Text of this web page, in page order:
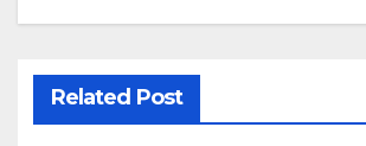
Related Post